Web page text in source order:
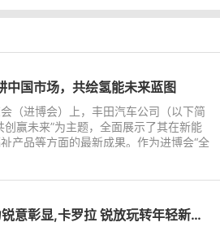
中国市场，共绘氢能未来蓝图
（进博会）上，丰田汽车公司（以下简
创赢未来”为主题，全面展示了其在新能
产品等方面的最新成果。作为进博会“全
全能实力锐意彰显,卡罗拉 锐放玩转年轻新主张